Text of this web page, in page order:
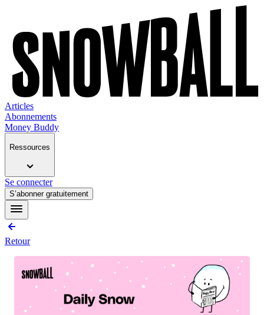
Articles
Abonnements
Money Buddy
Ressources
Se connecter
S’abonner gratuitement
Retour